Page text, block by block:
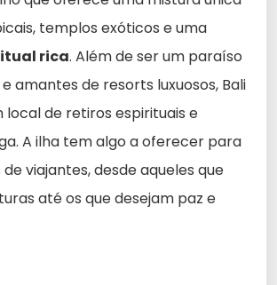
templos exóticos e uma
rica. Além de ser um paraíso
amantes de resorts luxuosos, Bali
de retiros espirituais e
A ilha tem algo a oferecer para
viajantes, desde aqueles que
até os que desejam paz e